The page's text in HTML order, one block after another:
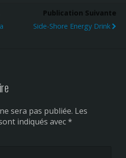
Publication Suivante
Side-Shore Energy Drink
sera pas publiée. Les
indiqués avec*